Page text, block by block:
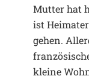
Mutter hat
ist
gehen.
kleine